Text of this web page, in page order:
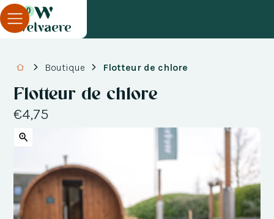
0
Boutique Flotteur de chlore
Flotteur de chlore
€4,75